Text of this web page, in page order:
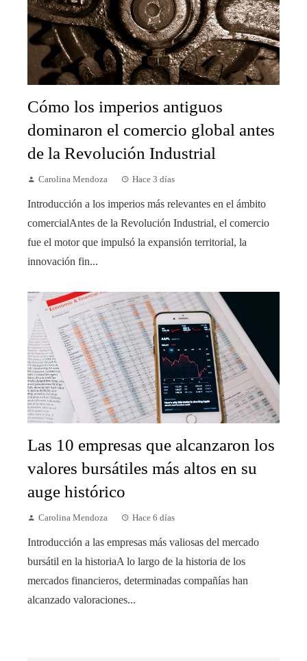
Cómo los imperios antiguos
dominaron el comercio global antes
de la Revolución Industrial
Carolina Mendoza Hace 3 días
Introducción a los imperios más relevantes en el ámbito
comercialAntes de la Revolución Industrial, el comercio
fue el motor que impulsó la expansión territorial, la
innovación fin...
Las 10 empresas que alcanzaron los
valores bursátiles más altos en su
auge histórico
Carolina Mendoza Hace 6 días
Introducción a las empresas más valiosas del mercado
bursátil en la historiaA lo largo de la historia de los
mercados financieros, determinadas compañías han
alcanzado valoraciones...